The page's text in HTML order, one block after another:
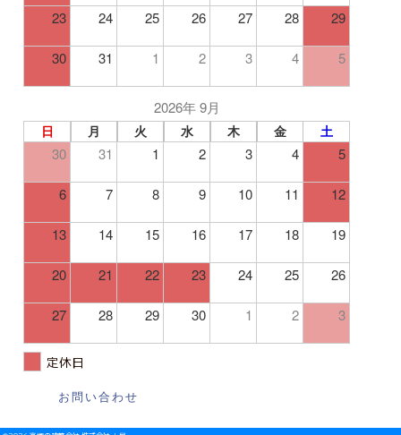
23 24 25 26 27 28 29
30 31 1 2 3 4 5
2026年 9月
日 月 火 水 木 金 土
30 31 1 2 3 4 5
6 7 8 9 10 11 12
13 14 15 16 17 18 19
20 21 22 23 24 25 26
27 28 29 30 1 2 3
定休日
お問い合わせ